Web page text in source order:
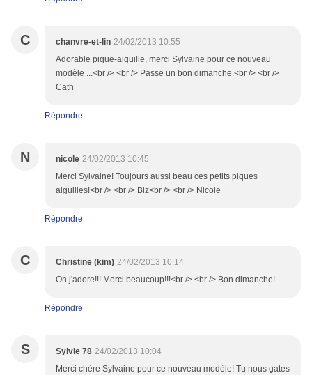
C chanvre-et-lin 24/02/2013 10:55
Adorable pique-aiguille, merci Sylvaine pour ce nouveau
modèle ...<br /> <br /> Passe un bon dimanche.<br /> <br />
Cath
Répondre
N nicole 24/02/2013 10:45
Merci Sylvaine! Toujours aussi beau ces petits piques
aiguilles!<br /> <br /> Biz<br /> <br /> Nicole
Répondre
C Christine (kim) 24/02/2013 10:14
Oh j'adore!!! Merci beaucoup!!!<br /> <br /> Bon dimanche!
Répondre
S Sylvie 78 24/02/2013 10:04
Merci chère Sylvaine pour ce nouveau modèle! Tu nous gates